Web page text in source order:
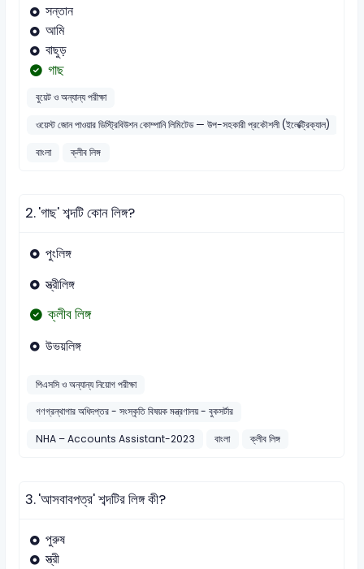
সন্তান
আমি
বাছুড়
গাছ
বুয়েট ও অন্যান্য পরীক্ষা
ওয়েস্ট জোন পাওয়ার ডিস্ট্রিবিউশন কোম্পানি লিমিটেড — উপ-সহকারী প্রকৌশলী (ইলেক্ট্রিক্যাল)
বাংলা
ক্লীব লিঙ্গ
2.'গাছ' শব্দটি কোন লিঙ্গ?
পুংলিঙ্গ
স্ত্রীলিঙ্গ
ক্লীব লিঙ্গ
উভয়লিঙ্গ
পিএসসি ও অন্যান্য নিয়োগ পরীক্ষা
গণগ্রন্থাগার অধিদপ্তর - সংস্কৃতি বিষয়ক মন্ত্রণালয় - বুকসর্টার
NHA – Accounts Assistant-2023
বাংলা ক্লীব লিঙ্গ
3.'আসবাবপত্র' শব্দটির লিঙ্গ কী?
পুরুষ
স্ত্রী